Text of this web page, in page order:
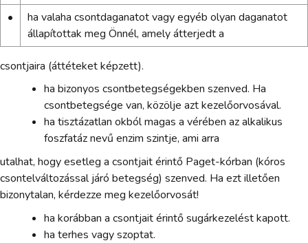
•
ha valaha csontdaganatot vagy egyéb olyan daganatot
állapítottak meg Önnél, amely átterjedt a
csontjaira (áttéteket képzett).
ha bizonyos csontbetegségekben szenved. Ha
csontbetegsége van, közölje azt kezelőorvosával.
ha tisztázatlan okból magas a vérében az alkalikus
foszfatáz nevű enzim szintje, ami arra
utalhat, hogy esetleg a csontjait érintő Paget-kórban (kóros
csontelváltozással járó betegség) szenved. Ha ezt illetően
bizonytalan, kérdezze meg kezelőorvosát!
ha korábban a csontjait érintő sugárkezelést kapott.
ha terhes vagy szoptat.